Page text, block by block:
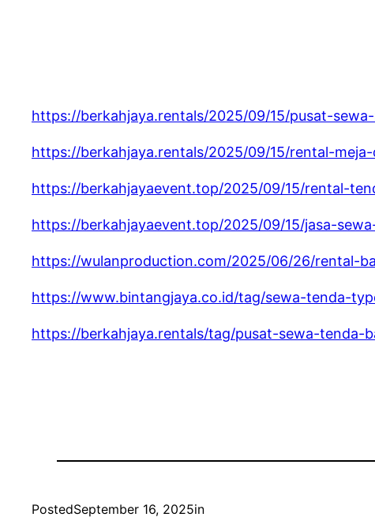
https://berkahjaya.rentals/2025/09/15/pusat-
https://berkahjaya.rentals/2025/09/15/rental-
https://berkahjayaevent.top/2025/09/15/rental-
https://berkahjayaevent.top/2025/09/15/jasa-
https://wulanproduction.com/2025/06/26/rental-
https://www.bintangjaya.co.id/tag/sewa-tenda-
https://berkahjaya.rentals/tag/pusat-sewa-tenda-
PostedSeptember 16, 2025in